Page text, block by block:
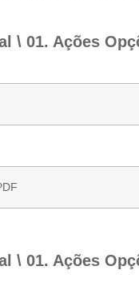
\ 01. Ações
\ 01. Ações